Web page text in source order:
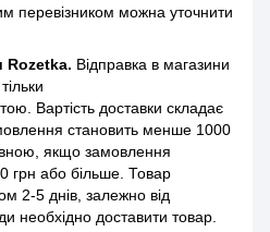
перевізником можна уточнити
Rozetka. Відправка в магазини
Вартість доставки складає
становить менше 1000
якщо замовлення
грн або більше. Товар
2-5 днів, залежно від
необхідно доставити товар.